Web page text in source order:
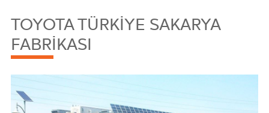
TOYOTA TÜRKİYE SAKARYA
FABRİKASI